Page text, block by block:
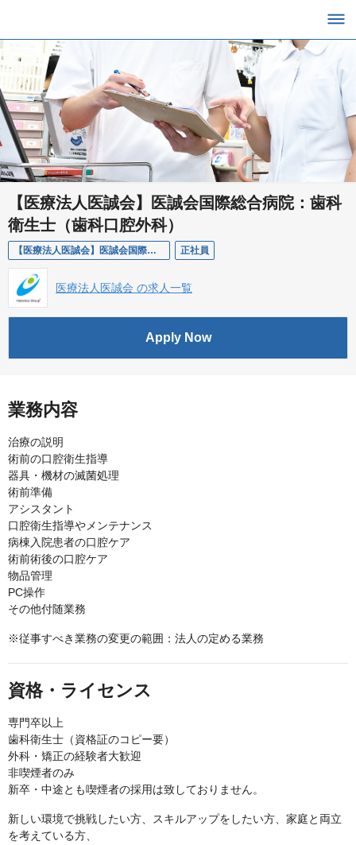
【医療法人医誠会】医誠会国際総合病院：歯科
衛生士（歯科口腔外科）
【医療法人医誠会】医誠会国際総合病院：歯科衛生士（歯科口腔外科） 正社員
医療法人医誠会 の求人一覧
Apply Now
業務内容
治療の説明
術前の口腔衛生指導
器具・機材の滅菌処理
術前準備
アシスタント
口腔衛生指導やメンテナンス
病棟入院患者の口腔ケア
術前術後の口腔ケア
物品管理
PC操作
その他付随業務
※従事すべき業務の変更の範囲：法人の定める業務
資格・ライセンス
専門卒以上
歯科衛生士（資格証のコピー要）
外科・矯正の経験者大歓迎
非喫煙者のみ
新卒・中途とも喫煙者の採用は致しておりません。
新しい環境で挑戦したい方、スキルアップをしたい方、家庭と両立
を考えている方、